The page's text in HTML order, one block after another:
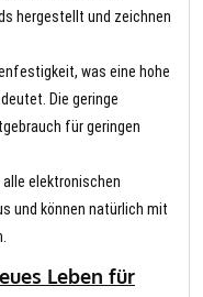
hergestellt und zeichnen
was eine hohe
Die geringe
für geringen
elektronischen
und können natürlich mit
Leben für